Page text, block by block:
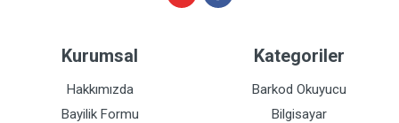
Kurumsal
Hakkımızda
Bayilik Formu
Kategoriler
Barkod Okuyucu
Bilgisayar